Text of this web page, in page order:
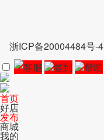
浙ICP备20004484号-4
客服
签到 帮助
首页
好店
发布
商城
我的